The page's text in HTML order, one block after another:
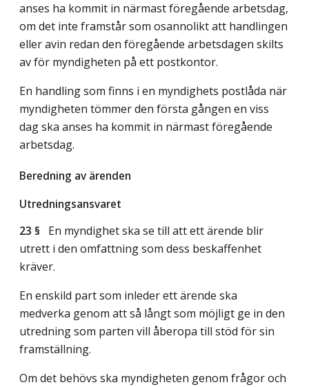
anses ha kommit in närmast föregående arbetsdag,
om det inte framstår som osannolikt att handlingen
eller avin redan den föregående arbetsdagen skilts
av för myndigheten på ett postkontor.
En handling som finns i en myndighets postlåda när
myndigheten tömmer den första gången en viss
dag ska anses ha kommit in närmast föregående
arbetsdag.
Beredning av ärenden
Utredningsansvaret
23 § En myndighet ska se till att ett ärende blir
utrett i den omfattning som dess beskaffenhet
kräver.
En enskild part som inleder ett ärende ska
medverka genom att så långt som möjligt ge in den
utredning som parten vill åberopa till stöd för sin
framställning.
Om det behövs ska myndigheten genom frågor och